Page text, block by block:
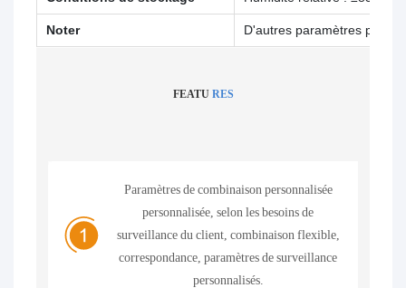
Noter D'autres paramètres
FEATU RES
Paramètres de combinaison personnalisée
personnalisée, selon les besoins de
surveillance du client, combinaison flexible,
correspondance, paramètres de surveillance
personnalisés.